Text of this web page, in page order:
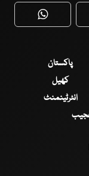
WhatsApp
پاکستان
کھیل
انٹرٹینمنٹ